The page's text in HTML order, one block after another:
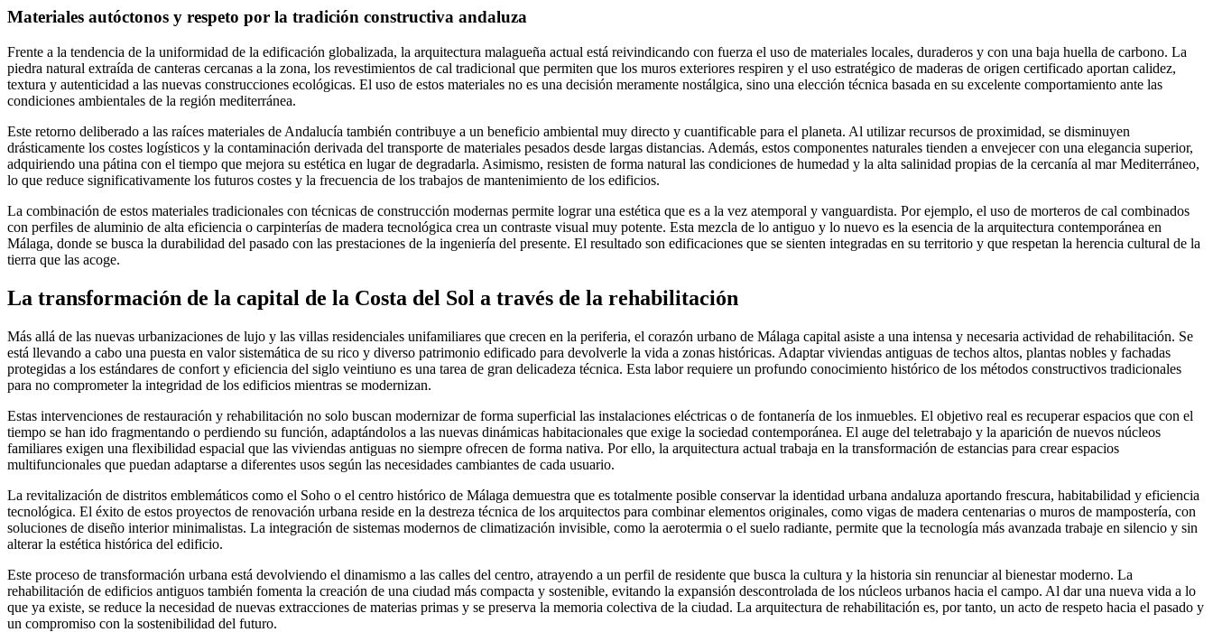
Materiales autóctonos y respeto por la tradición constructiva andaluza
Frente a la tendencia de la uniformidad de la edificación globalizada, la arquitectura malagueña actual está reivindicando con fuerza el uso de materiales locales, duraderos y con una baja huella de carbono. La
piedra natural extraída de canteras cercanas a la zona, los revestimientos de cal tradicional que permiten que los muros exteriores respiren y el uso estratégico de maderas de origen certificado aportan calidez,
textura y autenticidad a las nuevas construcciones ecológicas. El uso de estos materiales no es una decisión meramente nostálgica, sino una elección técnica basada en su excelente comportamiento ante las
condiciones ambientales de la región mediterránea.
Este retorno deliberado a las raíces materiales de Andalucía también contribuye a un beneficio ambiental muy directo y cuantificable para el planeta. Al utilizar recursos de proximidad, se disminuyen
drásticamente los costes logísticos y la contaminación derivada del transporte de materiales pesados desde largas distancias. Además, estos componentes naturales tienden a envejecer con una elegancia superior,
adquiriendo una pátina con el tiempo que mejora su estética en lugar de degradarla. Asimismo, resisten de forma natural las condiciones de humedad y la alta salinidad propias de la cercanía al mar Mediterráneo,
lo que reduce significativamente los futuros costes y la frecuencia de los trabajos de mantenimiento de los edificios.
La combinación de estos materiales tradicionales con técnicas de construcción modernas permite lograr una estética que es a la vez atemporal y vanguardista. Por ejemplo, el uso de morteros de cal combinados
con perfiles de aluminio de alta eficiencia o carpinterías de madera tecnológica crea un contraste visual muy potente. Esta mezcla de lo antiguo y lo nuevo es la esencia de la arquitectura contemporánea en
Málaga, donde se busca la durabilidad del pasado con las prestaciones de la ingeniería del presente. El resultado son edificaciones que se sienten integradas en su territorio y que respetan la herencia cultural de la
tierra que las acoge.
La transformación de la capital de la Costa del Sol a través de la rehabilitación
Más allá de las nuevas urbanizaciones de lujo y las villas residenciales unifamiliares que crecen en la periferia, el corazón urbano de Málaga capital asiste a una intensa y necesaria actividad de rehabilitación. Se
está llevando a cabo una puesta en valor sistemática de su rico y diverso patrimonio edificado para devolverle la vida a zonas históricas. Adaptar viviendas antiguas de techos altos, plantas nobles y fachadas
protegidas a los estándares de confort y eficiencia del siglo veintiuno es una tarea de gran delicadeza técnica. Esta labor requiere un profundo conocimiento histórico de los métodos constructivos tradicionales
para no comprometer la integridad de los edificios mientras se modernizan.
Estas intervenciones de restauración y rehabilitación no solo buscan modernizar de forma superficial las instalaciones eléctricas o de fontanería de los inmuebles. El objetivo real es recuperar espacios que con el
tiempo se han ido fragmentando o perdiendo su función, adaptándolos a las nuevas dinámicas habitacionales que exige la sociedad contemporánea. El auge del teletrabajo y la aparición de nuevos núcleos
familiares exigen una flexibilidad espacial que las viviendas antiguas no siempre ofrecen de forma nativa. Por ello, la arquitectura actual trabaja en la transformación de estancias para crear espacios
multifuncionales que puedan adaptarse a diferentes usos según las necesidades cambiantes de cada usuario.
La revitalización de distritos emblemáticos como el Soho o el centro histórico de Málaga demuestra que es totalmente posible conservar la identidad urbana andaluza aportando frescura, habitabilidad y eficiencia
tecnológica. El éxito de estos proyectos de renovación urbana reside en la destreza técnica de los arquitectos para combinar elementos originales, como vigas de madera centenarias o muros de mampostería, con
soluciones de diseño interior minimalistas. La integración de sistemas modernos de climatización invisible, como la aerotermia o el suelo radiante, permite que la tecnología más avanzada trabaje en silencio y sin
alterar la estética histórica del edificio.
Este proceso de transformación urbana está devolviendo el dinamismo a las calles del centro, atrayendo a un perfil de residente que busca la cultura y la historia sin renunciar al bienestar moderno. La
rehabilitación de edificios antiguos también fomenta la creación de una ciudad más compacta y sostenible, evitando la expansión descontrolada de los núcleos urbanos hacia el campo. Al dar una nueva vida a lo
que ya existe, se reduce la necesidad de nuevas extracciones de materias primas y se preserva la memoria colectiva de la ciudad. La arquitectura de rehabilitación es, por tanto, un acto de respeto hacia el pasado y
un compromiso con la sostenibilidad del futuro.